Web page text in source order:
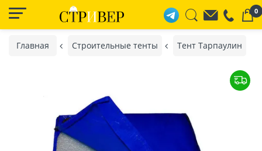
0
Главная Строительные тенты Тент Тарпаулин